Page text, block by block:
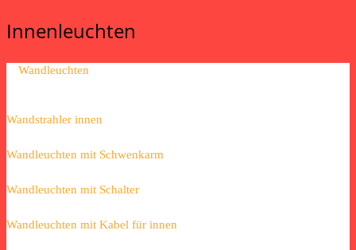
Innenleuchten
Wandleuchten
Wandstrahler innen
Wandleuchten mit Schwenkarm
Wandleuchten mit Schalter
Wandleuchten mit Kabel für innen